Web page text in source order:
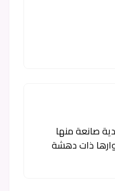
صانعة منها
ذات دهشة